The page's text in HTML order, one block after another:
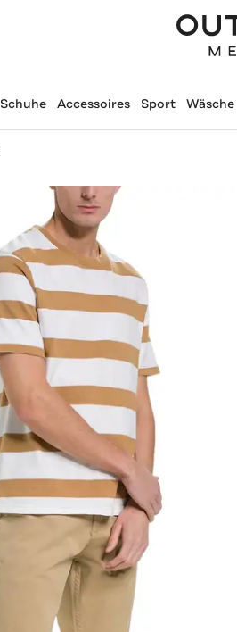
Schuhe Accessoires Sport Wäsche